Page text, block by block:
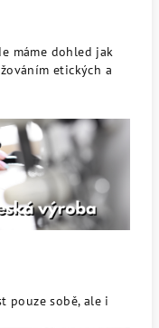
máme dohled jak
etických a
pouze sobě, ale i